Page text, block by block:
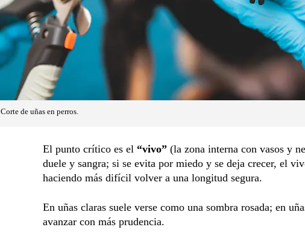
Corte de uñas en perros.
El punto crítico es el “vivo” (la zona interna con vasos y
duele y sangra; si se evita por miedo y se deja crecer, el
haciendo más difícil volver a una longitud segura.
En uñas claras suele verse como una sombra rosada; en
avanzar con más prudencia.